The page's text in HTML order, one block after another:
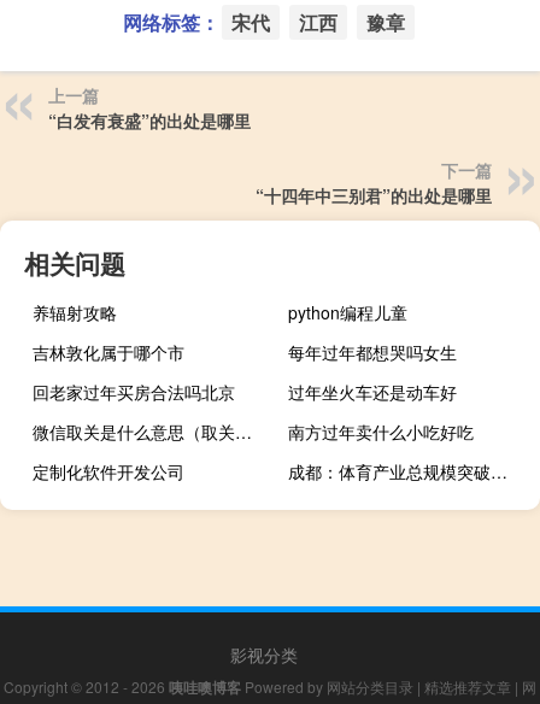
网络标签： 宋代 江西 豫章
上一篇
“白发有衰盛”的出处是哪里
下一篇
“十四年中三别君”的出处是哪里
相关问题
养辐射攻略
python编程儿童
吉林敦化属于哪个市
每年过年都想哭吗女生
回老家过年买房合法吗北京
过年坐火车还是动车好
微信取关是什么意思（取关是什么意思）
南方过年卖什么小吃好吃
定制化软件开发公司
成都：体育产业总规模突破千亿元
影视分类
Copyright © 2012 - 2026 咦哇噢博客 Powered by 网站分类目录 | 精选推荐文章 | 网